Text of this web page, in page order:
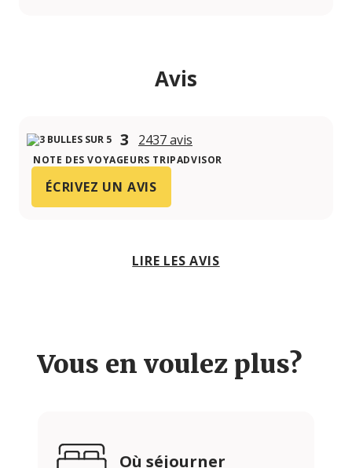
Avis
3 2437 avis
NOTE DES VOYAGEURS TRIPADVISOR
ÉCRIVEZ UN AVIS
LIRE LES AVIS
Vous en voulez plus?
Où séjourner